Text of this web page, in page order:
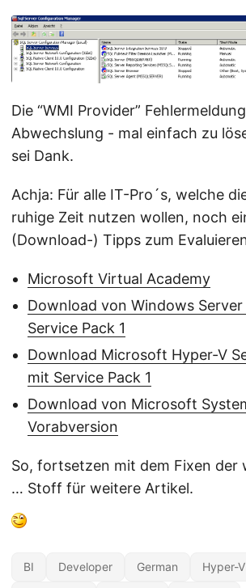
Die “WMI Provider”
Abwechslung - mal einfach zu
sei Dank.
Achja: Für alle IT-Pro´s, welche
ruhige Zeit nutzen wollen, noch
(Download-) Tipps zum
Microsoft Virtual Academy
Download von Windows
Service Pack 1
Download Microsoft Hyper-V
mit Service Pack 1
Download von Microsoft
Vorabversion
So, fortsetzen mit dem Fixen der
… Stoff für weitere Artikel.
BI Developer German Hyper-V